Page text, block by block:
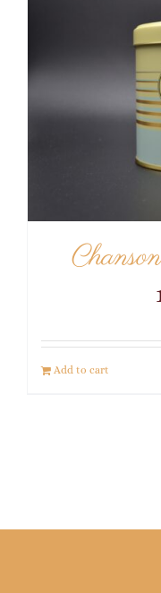
Add to cart